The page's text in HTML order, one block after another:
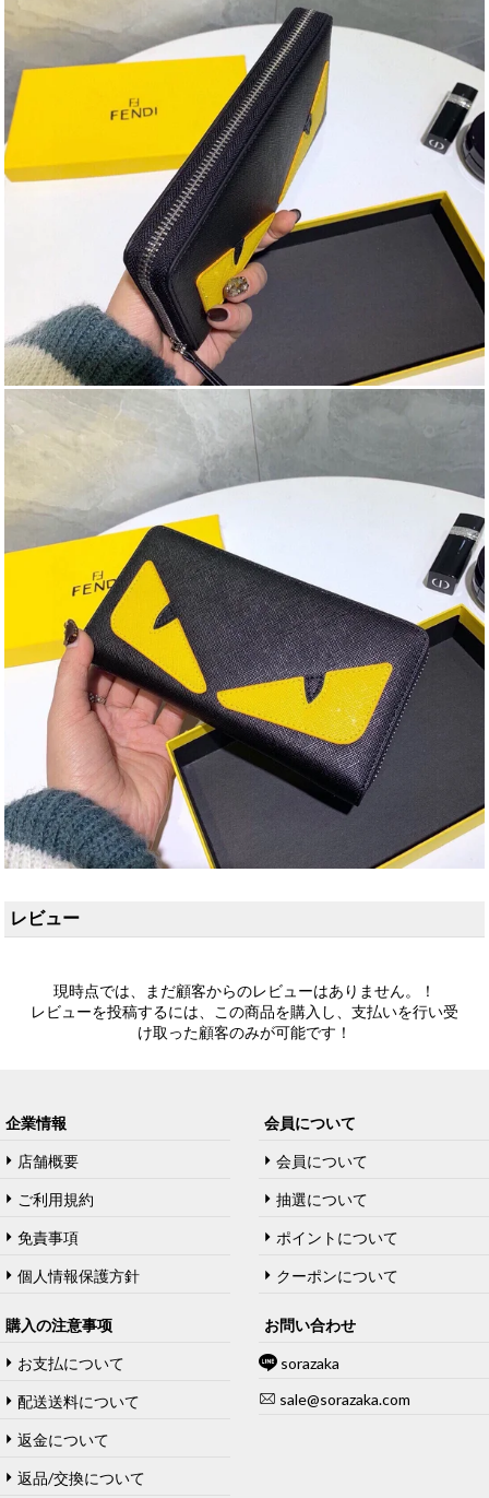
レビュー
現時点では、まだ顧客からのレビューはありません。！
レビューを投稿するには、この商品を購入し、支払いを行い受
け取った顧客のみが可能です！
企業情報
店舗概要
ご利用規約
免責事項
個人情報保護方針
会員について
会員について
抽選について
ポイントについて
クーポンについて
購入の注意事项
お支払について
配送送料について
返金について
返品/交換について
お問い合わせ
sorazaka
sale@sorazaka.com